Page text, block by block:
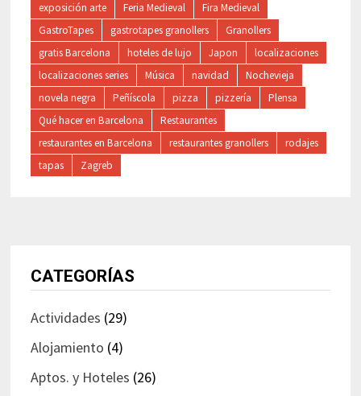
exposición arte
Feria Medieval
Fira Medieval
GastroTapes
gastrotapes granollers
Granollers
gratis Barcelona
hoteles de lujo Japon
localizaciones
localizaciones series
Música navidad
Nochevieja
novela negra
Peñíscola pizza pizzería
Plensa
Qué hacer en Barcelona
Restaurantes
restaurantes en Barcelona
restaurantes granollers
rodajes
tapas
Zagreb
CATEGORÍAS
Actividades (29)
Alojamiento (4)
Aptos. y Hoteles (26)